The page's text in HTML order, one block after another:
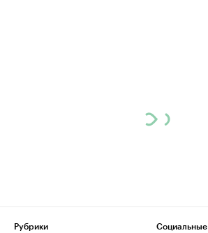
Рубрики
Социальные